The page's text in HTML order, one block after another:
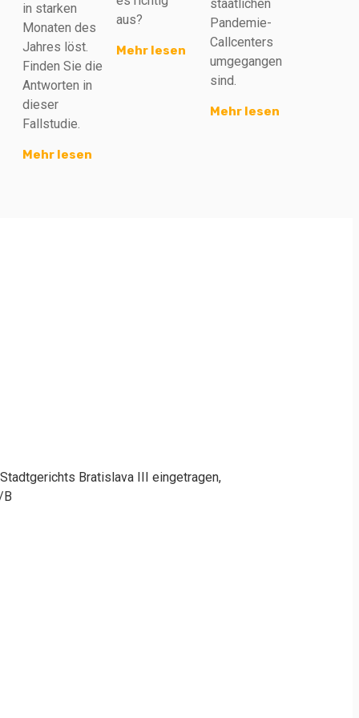
in starken
Monaten des
Jahres löst.
Finden Sie die
Antworten in
dieser
Fallstudie.
Mehr lesen
aus?
Mehr lesen
staatlichen
Pandemie-
Callcenters
umgegangen
sind.
Mehr lesen
Bratislava III eingetragen,
B